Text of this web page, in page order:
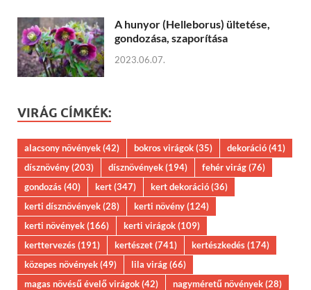
A hunyor (Helleborus) ültetése,
gondozása, szaporítása
2023.06.07.
VIRÁG CÍMKÉK:
alacsony növények(42) bokros virágok(35) dekoráció(41)
dísznövény(203) dísznövények(194) fehér virág(76)
gondozás(40) kert(347) kert dekoráció(36)
kerti dísznövények(28) kerti növény(124)
kerti növények(166) kerti virágok(109)
kerttervezés(191) kertészet(741) kertészkedés(174)
közepes növények(49) lila virág(66)
magas növésű évelő virágok(42) nagyméretű növények(28)